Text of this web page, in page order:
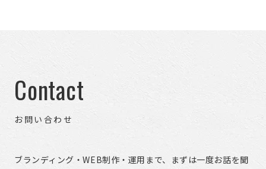
Contact
お問い合わせ
ブランディング・WEB制作・運用まで、まずは一度お話を聞